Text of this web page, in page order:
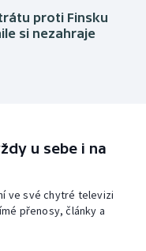
proti Finsku
si nezahraje
u sebe i na
ve své chytré televizi
přenosy, články a